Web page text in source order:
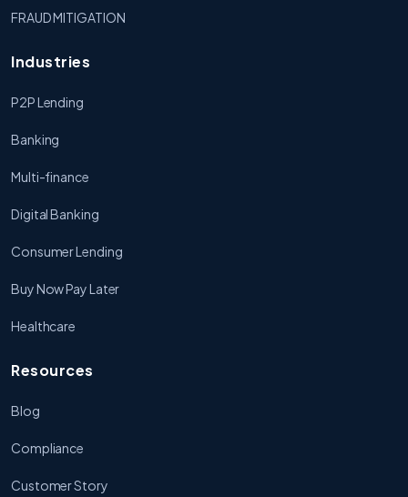
FRAUD MITIGATION
Industries
P2P Lending
Banking
Multi-finance
Digital Banking
Consumer Lending
Buy Now Pay Later
Healthcare
Resources
Blog
Compliance
Customer Story